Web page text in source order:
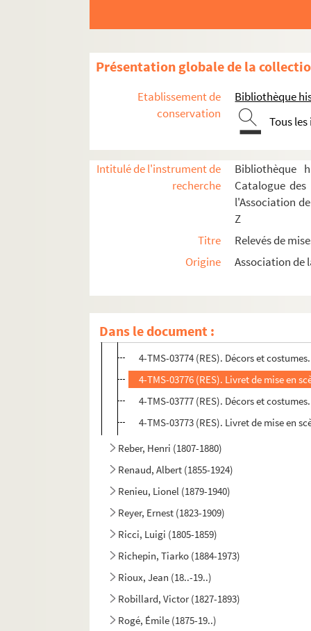
Présentation globale de la
Etablissement de
conservation
Bibliothèque
Tous
Intitulé de l'instrument de
recherche
Bibliothèque
Catalogue
l'Association
Z
Titre
Relevés de
Origine
Association de
Dans le document :
Ponchielli, Amilcare (1834-1886)
Pons, Charles (1870-1957)
Potier, Henri (1816-1878)
Pouget, Léo (1875-1930)
Puccini, Giacomo (1858-1924)
Pugno, Raoul (1852-1914)
Ravel, Maurice (1875-1937)
Maurice Ravel. L'Heure espagnole :
8-TMS-02811 (RES). Libretto. 1
4-TMS-03775 (RES). Livret de mise en
8-TMS-02812 (RES). Libretto. 2
4-TMS-03774 (RES). Décors et
4-TMS-03776 (RES). Livret de mise en
4-TMS-03777 (RES). Décors et
4-TMS-03773 (RES). Livret de mise en
Reber, Henri (1807-1880)
Renaud, Albert (1855-1924)
Renieu, Lionel (1879-1940)
Reyer, Ernest (1823-1909)
Ricci, Luigi (1805-1859)
Richepin, Tiarko (1884-1973)
Rioux, Jean (18..-19..)
Robillard, Victor (1827-1893)
Rogé, Émile (1875-19..)